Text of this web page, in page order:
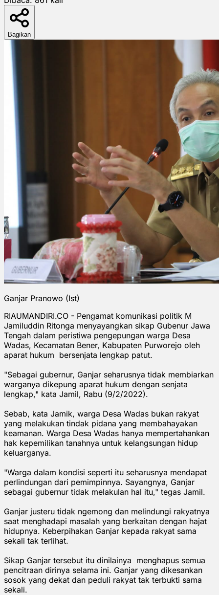
Bagikan
Ganjar Pranowo (Ist)
RIAUMANDIRI.CO - Pengamat komunikasi politik M
Jamiluddin Ritonga menyayangkan sikap Gubenur Jawa
Tengah dalam peristiwa pengepungan warga Desa
Wadas, Kecamatan Bener, Kabupaten Purworejo oleh
aparat hukum bersenjata lengkap patut.
"Sebagai gubernur, Ganjar seharusnya tidak membiarkan
warganya dikepung aparat hukum dengan senjata
lengkap," kata Jamil, Rabu (9/2/2022).
Sebab, kata Jamik, warga Desa Wadas bukan rakyat
yang melakukan tindak pidana yang membahayakan
keamanan. Warga Desa Wadas hanya mempertahankan
hak kepemilikan tanahnya untuk kelangsungan hidup
keluarganya.
"Warga dalam kondisi seperti itu seharusnya mendapat
perlindungan dari pemimpinnya. Sayangnya, Ganjar
sebagai gubernur tidak melakulan hal itu," tegas Jamil.
Ganjar justeru tidak ngemong dan melindungi rakyatnya
saat menghadapi masalah yang berkaitan dengan hajat
hidupnya. Keberpihakan Ganjar kepada rakyat sama
sekali tak terlihat.
Sikap Ganjar tersebut itu dinilainya menghapus semua
pencitraan dirinya selama ini. Ganjar yang dikesankan
sosok yang dekat dan peduli rakyat tak terbukti sama
sekali.